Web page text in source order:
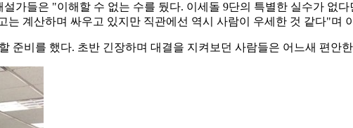
가들은 "이해할 수 없는 수를 뒀다. 이세돌 9단의 특별한 실수가 없
계산하며 싸우고 있지만 직관에선 역시 사람이 우세한 것 같다"며
준비를 했다. 초반 긴장하며 대결을 지켜보던 사람들은 어느새 편안